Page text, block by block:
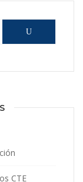
CTE